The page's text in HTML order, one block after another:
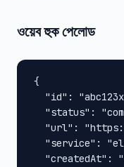
ওয়েব হুক পেলোড
{
"id":
"status":
"url":
"service":
"createdAt":